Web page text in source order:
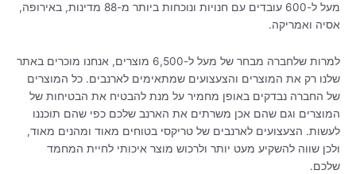
מעל ל-600 עובדים עם חנויות ונוכחות ביותר מ-88 מדינות, באירופה,
אסיה ואמריקה.
למרות שלחברה מבחר של מעל ל-6,500 מוצרים, אנחנו מוכרים באתר
שלנו רק את המוצרים והצעצועים שמתאימים לארנבים. כל המוצרים
של החברה נבדקים באופן מחמיר על מנת להבטיח את הבטיחות של
המוצרים וגם שהם אכן משרתים את הארנב שלכם כפי שהם תוכננו
לעשות. הצעצועים לארנבים של טריקסי בטוחים מאוד ומהנים מאוד,
ולכן שווה להשקיע מעט יותר ולרכוש מוצר איכותי לחיית המחמד
שלכם.